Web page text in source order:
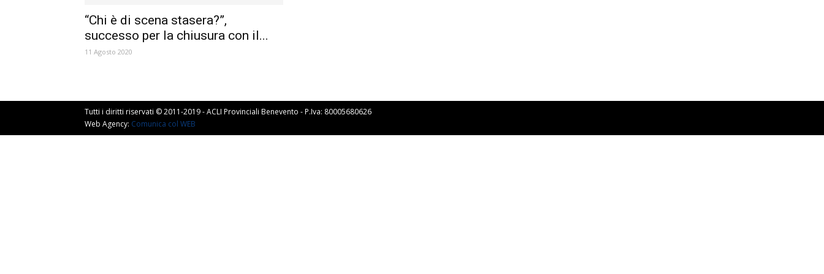
“Chi è di scena stasera?”,
successo per la chiusura con il...
11 Agosto 2020
Tutti i diritti riservati © 2011-2019 - ACLI Provinciali Benevento - P.Iva: 80005680626
Web Agency: Comunica col WEB